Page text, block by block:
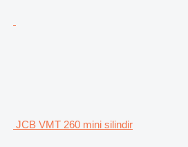
JCB VMT 260 mini silindir